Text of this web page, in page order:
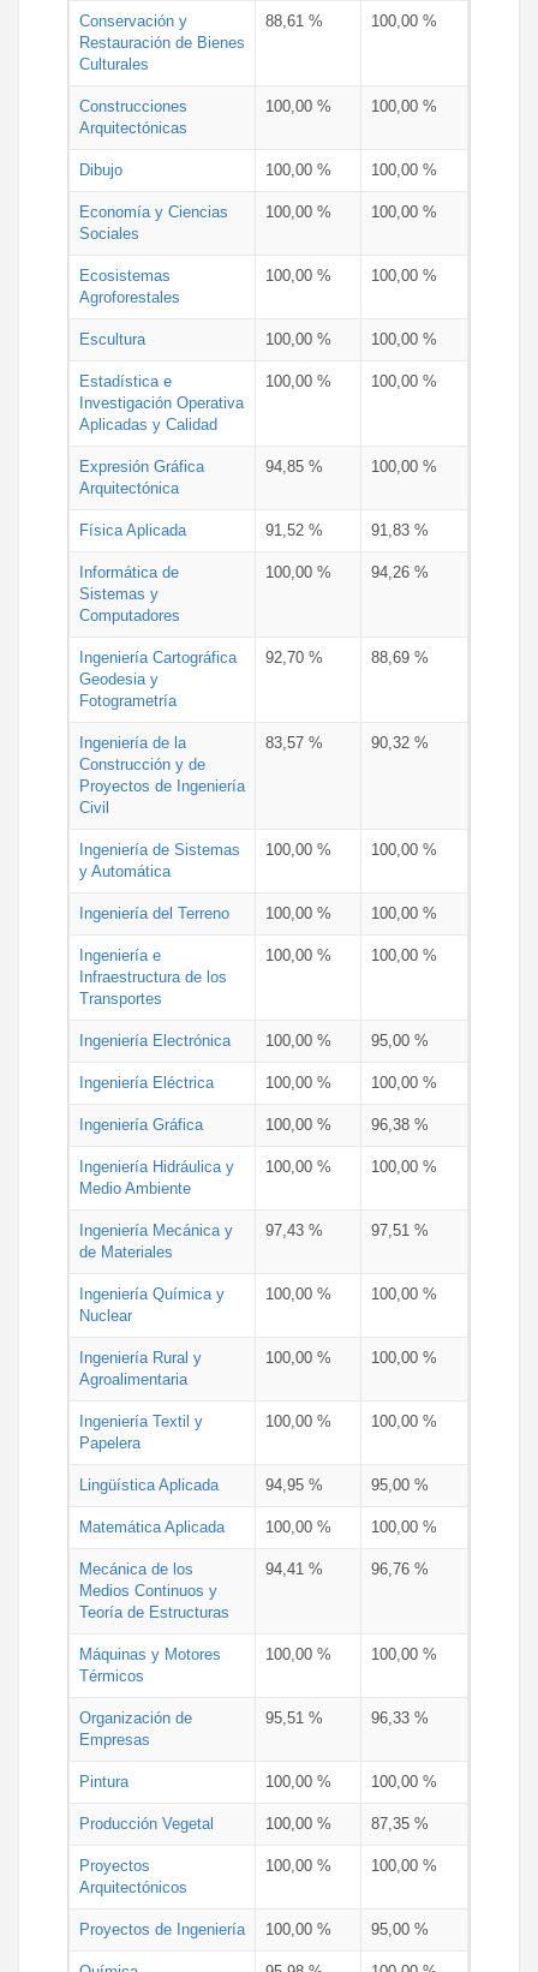
Conservación y
Restauración de Bienes
Culturales
88,61 % 100,00 %
Construcciones
Arquitectónicas
100,00 % 100,00 %
Dibujo 100,00 % 100,00 %
Economía y Ciencias
Sociales
100,00 % 100,00 %
Ecosistemas
Agroforestales
100,00 % 100,00 %
Escultura 100,00 % 100,00 %
Estadística e
Investigación Operativa
Aplicadas y Calidad
100,00 % 100,00 %
Expresión Gráfica
Arquitectónica
94,85 % 100,00 %
Física Aplicada 91,52 % 91,83 %
Informática de
Sistemas y
Computadores
100,00 % 94,26 %
Ingeniería Cartográfica
Geodesia y
Fotogrametría
92,70 % 88,69 %
Ingeniería de la
Construcción y de
Proyectos de Ingeniería
Civil
83,57 % 90,32 %
Ingeniería de Sistemas
y Automática
100,00 % 100,00 %
Ingeniería del Terreno 100,00 % 100,00 %
Ingeniería e
Infraestructura de los
Transportes
100,00 % 100,00 %
Ingeniería Electrónica 100,00 % 95,00 %
Ingeniería Eléctrica 100,00 % 100,00 %
Ingeniería Gráfica 100,00 % 96,38 %
Ingeniería Hidráulica y
Medio Ambiente
100,00 % 100,00 %
Ingeniería Mecánica y
de Materiales
97,43 % 97,51 %
Ingeniería Química y
Nuclear
100,00 % 100,00 %
Ingeniería Rural y
Agroalimentaria
100,00 % 100,00 %
Ingeniería Textil y
Papelera
100,00 % 100,00 %
Lingüística Aplicada 94,95 % 95,00 %
Matemática Aplicada 100,00 % 100,00 %
Mecánica de los
Medios Continuos y
Teoría de Estructuras
94,41 % 96,76 %
Máquinas y Motores
Térmicos
100,00 % 100,00 %
Organización de
Empresas
95,51 % 96,33 %
Pintura 100,00 % 100,00 %
Producción Vegetal 100,00 % 87,35 %
Proyectos
Arquitectónicos
100,00 % 100,00 %
Proyectos de Ingeniería 100,00 % 95,00 %